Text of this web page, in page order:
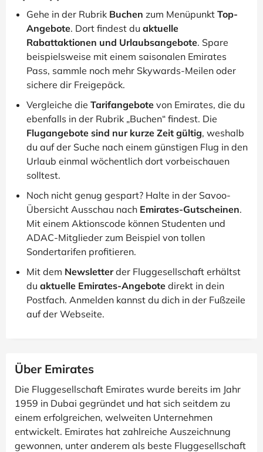
Gehe in der Rubrik Buchen zum Menüpunkt Top-
Angebote. Dort findest du aktuelle
Rabattaktionen und Urlaubsangebote. Spare
beispielsweise mit einem saisonalen Emirates
Pass, sammle noch mehr Skywards-Meilen oder
sichere dir Freigepäck.
Vergleiche die Tarifangebote von Emirates, die du
ebenfalls in der Rubrik „Buchen“ findest. Die
Flugangebote sind nur kurze Zeit gültig, weshalb
du auf der Suche nach einem günstigen Flug in den
Urlaub einmal wöchentlich dort vorbeischauen
solltest.
Noch nicht genug gespart? Halte in der Savoo-
Übersicht Ausschau nach Emirates-Gutscheinen.
Mit einem Aktionscode können Studenten und
ADAC-Mitglieder zum Beispiel von tollen
Sondertarifen profitieren.
Mit dem Newsletterder Fluggesellschaft erhältst
du aktuelle Emirates-Angebote direkt in dein
Postfach. Anmelden kannst du dich in der Fußzeile
auf der Webseite.
Über Emirates
Die Fluggesellschaft Emirates wurde bereits im Jahr
1959 in Dubai gegründet und hat sich seitdem zu
einem erfolgreichen, welweiten Unternehmen
entwickelt. Emirates hat zahlreiche Auszeichnung
gewonnen, unter anderem als beste Fluggesellschaft